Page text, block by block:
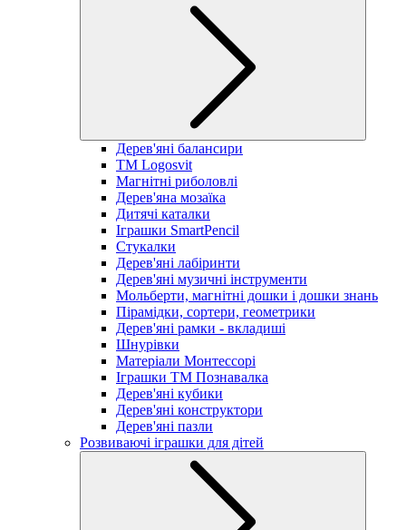
Дерев'яні балансири
TM Logosvit
Магнітні риболовлі
Дерев'яна мозаїка
Дитячі каталки
Іграшки SmartPencil
Стукалки
Дерев'яні лабіринти
Дерев'яні музичні інструменти
Мольберти, магнітні дошки і дошки знань
Пірамідки, сортери, геометрики
Дерев'яні рамки - вкладиші
Шнурівки
Матеріали Монтессорі
Іграшки ТМ Познавалка
Дерев'яні кубики
Дерев'яні конструктори
Дерев'яні пазли
Розвиваючі іграшки для дітей